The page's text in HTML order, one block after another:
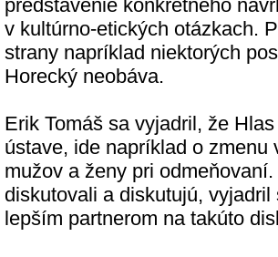
predstavenie konkrétneho
v kultúrno-etických otázkach.
strany napríklad niektorých
Horecký neobáva.
Erik Tomáš sa vyjadril, že
ústave, ide napríklad o
mužov a ženy pri
diskutovali a diskutujú,
lepším partnerom na takúto